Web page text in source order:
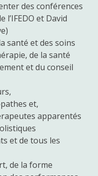
des conférences
l’IFEDO et David
santé et des soins
de la santé
et du conseil
et,
apparentés
et de tous les
de la forme